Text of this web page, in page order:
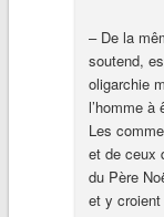
– De la
soutend,
oligarchie
l’homme à
Les
et de ceux
du Père
et y